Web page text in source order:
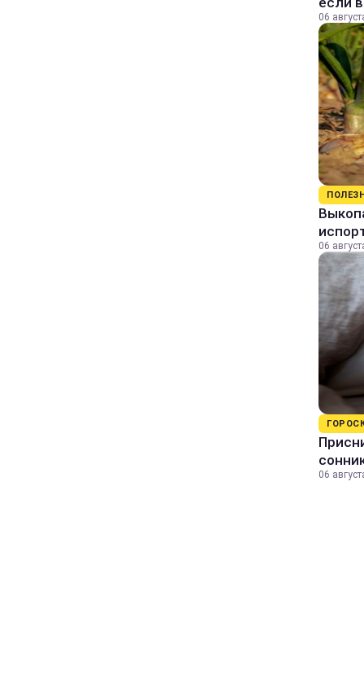
06
06
06